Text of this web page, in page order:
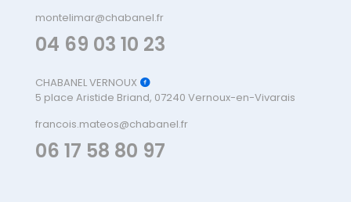
montelimar@chabanel.fr
04 69 03 10 23
CHABANEL VERNOUX
5 place Aristide Briand, 07240 Vernoux-en-Vivarais
francois.mateos@chabanel.fr
06 17 58 80 97